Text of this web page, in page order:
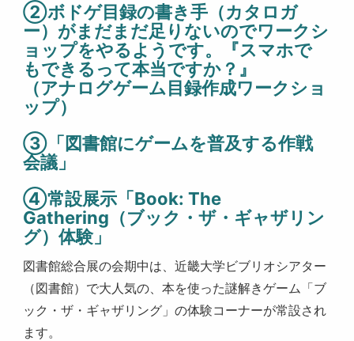
②ボドゲ目録の書き手（カタロガ
ー）がまだまだ足りないのでワークシ
ョップをやるようです。『スマホで
もできるって本当ですか？』
（アナログゲーム目録作成ワークショ
ップ）
③「図書館にゲームを普及する作戦
会議」
④常設展示「Book: The
Gathering（ブック・ザ・ギャザリン
グ）体験」
図書館総合展の会期中は、近畿大学ビブリオシアター
（図書館）で大人気の、本を使った謎解きゲーム「ブ
ック・ザ・ギャザリング」の体験コーナーが常設され
ます。